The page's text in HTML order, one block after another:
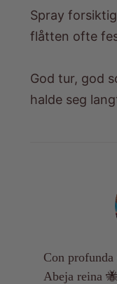
Spray
flåtten ofte
God tur, god
halde seg
Con profunda
Abeja reina